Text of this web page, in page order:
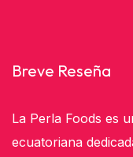
Breve Reseña
La Perla Foods es
ecuatoriana